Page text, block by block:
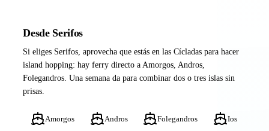
Desde Serifos
Si eliges Serifos, aprovecha que estás en las Cícladas para hacer
island hopping: hay ferry directo a Amorgos, Andros,
Folegandros. Una semana da para combinar dos o tres islas sin
prisas.
Amorgos Andros Folegandros Ios